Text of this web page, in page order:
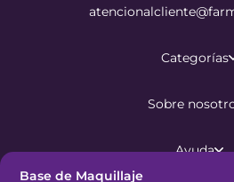
Base de Maquillaje
Categorías
Sobre
Ayuda